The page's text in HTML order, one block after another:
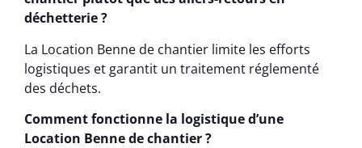
déchetterie ?
La Location Benne de chantier limite les efforts
logistiques et garantit un traitement réglementé
des déchets.
Comment fonctionne la logistique d’une
Location Benne de chantier ?